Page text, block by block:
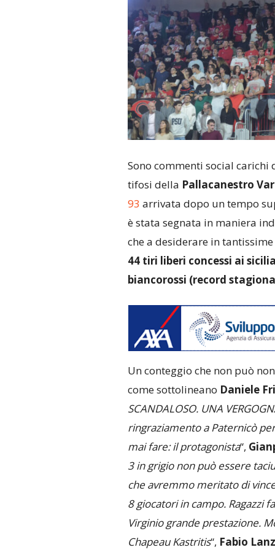
Sono commenti social
tifosi della Pallacanestro
93 arrivata dopo un tempo
è stata segnata in maniera
che a desiderare in
44 tiri liberi concessi ai
biancorossi (record
Un conteggio che non può
come sottolineano Daniele
SCANDALOSO. UNA
ringraziamento a Paternicò
mai fare: il protagonista“,
3 in grigio non può essere
che avremmo meritato di
8 giocatori in campo. Ragazzi
Virginio grande prestazione.
Chapeau Kastritis“, Fabio